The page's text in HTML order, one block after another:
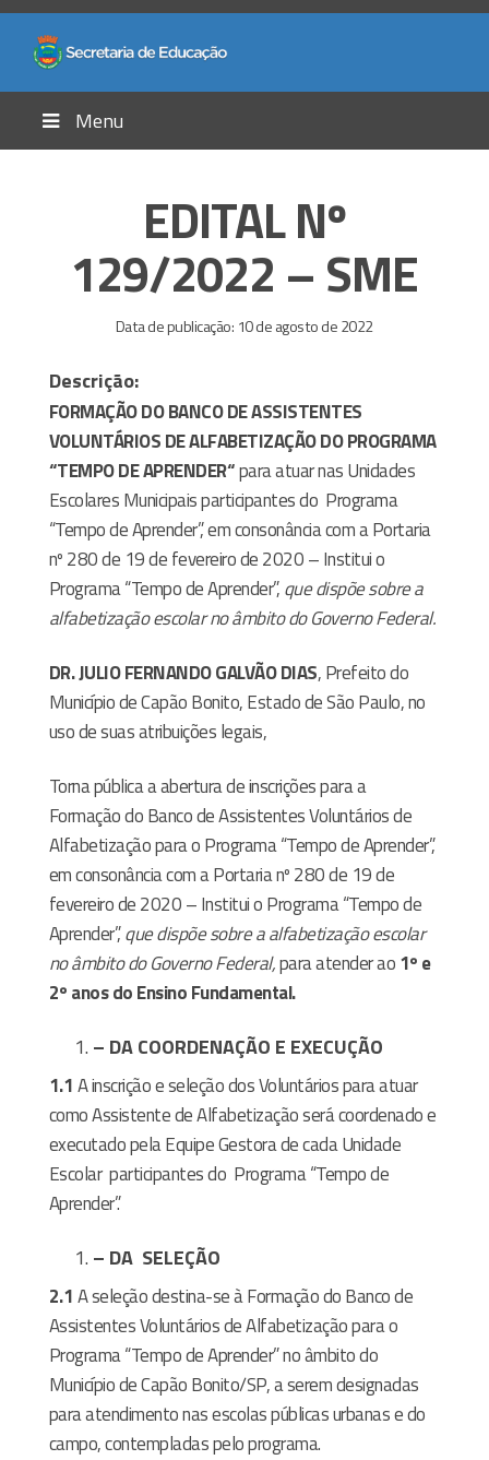
Menu
EDITAL Nº
129/2022 – SME
Data de publicação: 10 de agosto de 2022
Descrição:
FORMAÇÃO DO BANCO DE ASSISTENTES
VOLUNTÁRIOS DE ALFABETIZAÇÃO DO PROGRAMA
“TEMPO DE APRENDER“para atuar nas Unidades
Escolares Municipais participantes do Programa
“Tempo de Aprender”, em consonância com a Portaria
nº 280 de 19 de fevereiro de 2020 – Institui o
Programa “Tempo de Aprender”,que dispõe sobre a
alfabetização escolar no âmbito do Governo Federal.
DR. JULIO FERNANDO GALVÃO DIAS, Prefeito do
Município de Capão Bonito, Estado de São Paulo, no
uso de suas atribuições legais,
Torna pública a abertura de inscrições para a
Formação do Banco de Assistentes Voluntários de
Alfabetização para o Programa “Tempo de Aprender”,
em consonância com a Portaria nº 280 de 19 de
fevereiro de 2020 – Institui o Programa “Tempo de
Aprender”,que dispõe sobre a alfabetização escolar
no âmbito do Governo Federal,para atender ao1º e
2º anos do Ensino Fundamental.
– DA COORDENAÇÃO E EXECUÇÃO
1.1A inscrição e seleção dos Voluntários para atuar
como Assistente de Alfabetização será coordenado e
executado pela Equipe Gestora de cada Unidade
Escolar participantes do Programa “Tempo de
Aprender”.
– DA SELEÇÃO
2.1A seleção destina-se à Formação do Banco de
Assistentes Voluntários de Alfabetização para o
Programa “Tempo de Aprender” no âmbito do
Município de Capão Bonito/SP, a serem designadas
para atendimento nas escolas públicas urbanas e do
campo, contempladas pelo programa.